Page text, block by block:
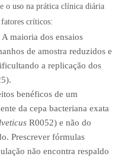
o uso na prática clínica diária
críticos:
A maioria dos ensaios
de amostra reduzidos e
a replicação dos
benéficos de um
da cepa bacteriana exata
R0052) e não do
Prescrever fórmulas
não encontra respaldo